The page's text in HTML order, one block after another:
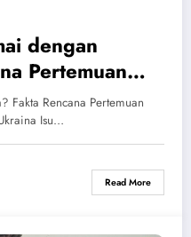
dengan
Pertemuan
untuk Nasib
Fakta Rencana Pertemuan
Isu…
Read More